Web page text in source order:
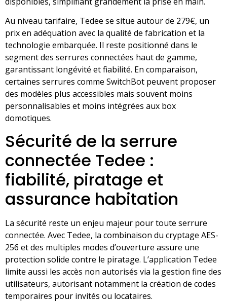
Au niveau tarifaire, Tedee se situe autour de 279€, un
prix en adéquation avec la qualité de fabrication et la
technologie embarquée. Il reste positionné dans le
segment des serrures connectées haut de gamme,
garantissant longévité et fiabilité. En comparaison,
certaines serrures comme SwitchBot peuvent proposer
des modèles plus accessibles mais souvent moins
personnalisables et moins intégrées aux box
domotiques.
Sécurité de la serrure
connectée Tedee :
fiabilité, piratage et
assurance habitation
La sécurité reste un enjeu majeur pour toute serrure
connectée. Avec Tedee, la combinaison du cryptage AES-
256 et des multiples modes d’ouverture assure une
protection solide contre le piratage. L’application Tedee
limite aussi les accès non autorisés via la gestion fine des
utilisateurs, autorisant notamment la création de codes
temporaires pour invités ou locataires.